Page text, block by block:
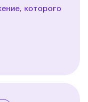
которого